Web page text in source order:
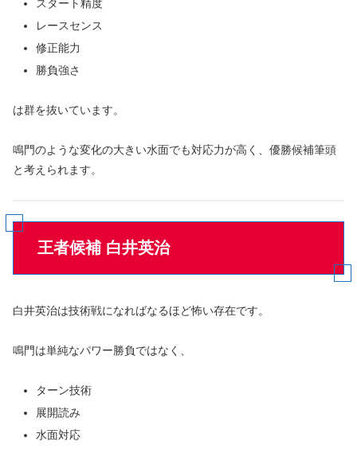
スタート精度
レースセンス
修正能力
勝負強さ
は群を抜いています。
鳴門のような変化の大きい水面でも対応力が高く、優勝候補筆頭
と考えられます。
王者候補 白井英治
白井英治は技術戦になればなるほど怖い存在です。
鳴門は単純なパワー勝負ではなく、
ターン技術
展開読み
水面対応